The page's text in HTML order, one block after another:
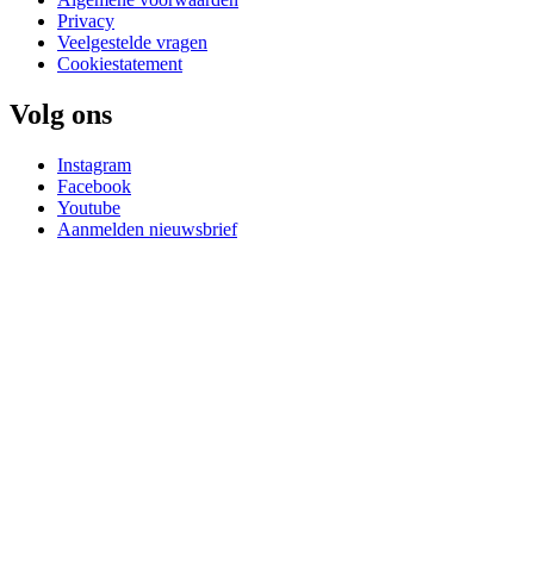
Privacy
Veelgestelde vragen
Cookiestatement
Volg ons
Instagram
Facebook
Youtube
Aanmelden nieuwsbrief